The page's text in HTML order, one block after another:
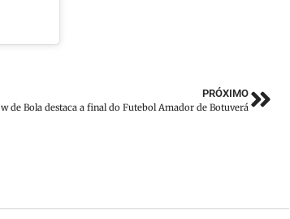
PRÓXIMO
de Bola destaca a final do Futebol Amador de Botuverá